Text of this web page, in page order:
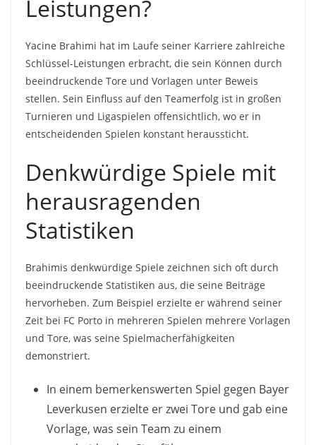
Leistungen?
Yacine Brahimi hat im Laufe seiner Karriere zahlreiche
Schlüssel-Leistungen erbracht, die sein Können durch
beeindruckende Tore und Vorlagen unter Beweis
stellen. Sein Einfluss auf den Teamerfolg ist in großen
Turnieren und Ligaspielen offensichtlich, wo er in
entscheidenden Spielen konstant heraussticht.
Denkwürdige Spiele mit
herausragenden
Statistiken
Brahimis denkwürdige Spiele zeichnen sich oft durch
beeindruckende Statistiken aus, die seine Beiträge
hervorheben. Zum Beispiel erzielte er während seiner
Zeit bei FC Porto in mehreren Spielen mehrere Vorlagen
und Tore, was seine Spielmacherfähigkeiten
demonstriert.
In einem bemerkenswerten Spiel gegen Bayer
Leverkusen erzielte er zwei Tore und gab eine
Vorlage, was sein Team zu einem